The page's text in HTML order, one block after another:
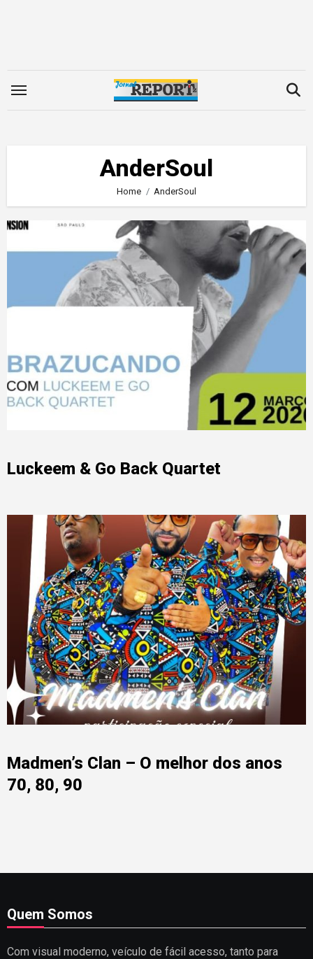
AnderSoul
Home AnderSoul
Luckeem & Go Back Quartet
Madmen’s Clan – O melhor dos anos
70, 80, 90
Quem Somos
Com visual moderno, veículo de fácil acesso, tanto para